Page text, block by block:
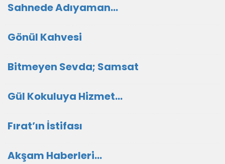
Sahnede Adıyaman…
Gönül Kahvesi
Bitmeyen Sevda; Samsat
Gül Kokuluya Hizmet…
Fırat’ın İstifası
Akşam Haberleri…